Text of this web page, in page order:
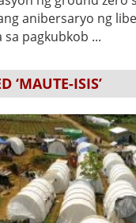
anibersaryo ng
pagkubkob ...
‘MAUTE-ISIS’